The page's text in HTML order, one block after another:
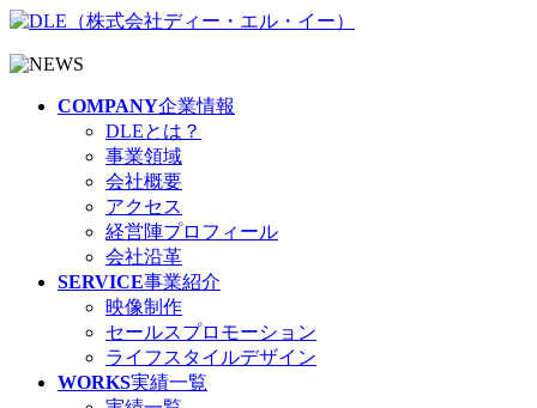
COMPANY企業情報
DLEとは？
事業領域
会社概要
アクセス
経営陣プロフィール
会社沿革
SERVICE事業紹介
映像制作
セールスプロモーション
ライフスタイルデザイン
WORKS実績一覧